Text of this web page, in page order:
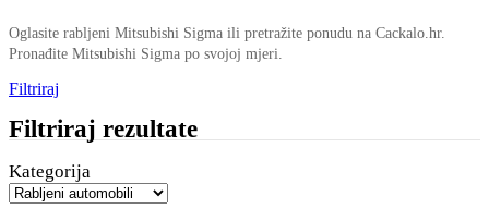
Oglasite rabljeni Mitsubishi Sigma ili pretražite ponudu na Cackalo.hr.
Pronađite Mitsubishi Sigma po svojoj mjeri.
Filtriraj
Filtriraj rezultate
Kategorija